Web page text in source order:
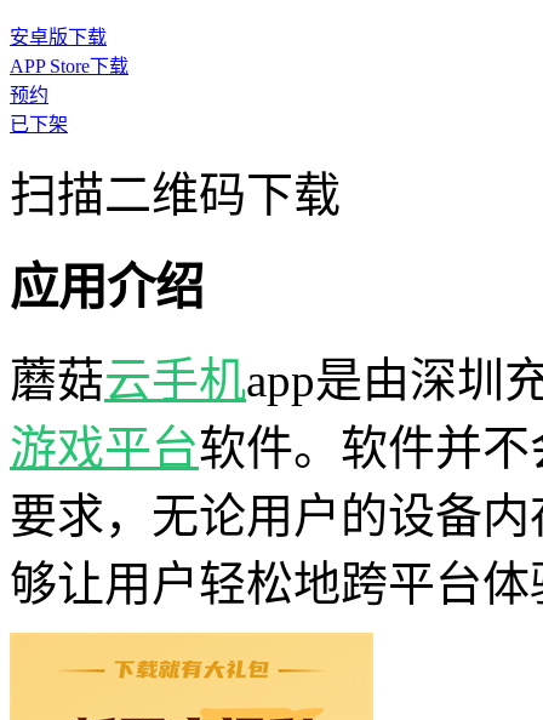
安卓版下载
APP Store下载
预约
已下架
扫描二维码下载
应用介绍
蘑菇云手机app是由深圳
游戏平台软件。软件并
要求，无论用户的设备
够让用户轻松地跨平台